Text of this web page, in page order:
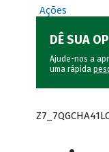
Ações
DÊ SUA
Ajude-nos a
uma rápida